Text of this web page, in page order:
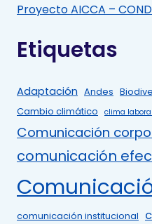
Proyecto AICCA –
Etiquetas
Adaptación Andes
Cambio climático clima laboral
Comunicación
comunicación
comunicación institucional